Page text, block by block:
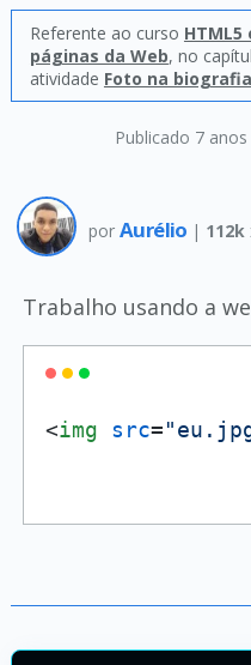
Publicado 7
Referente ao curso HTML5
páginas da Web, no
atividade Foto na biografia
por Aurélio | 112k
Trabalho usando a
<img src=